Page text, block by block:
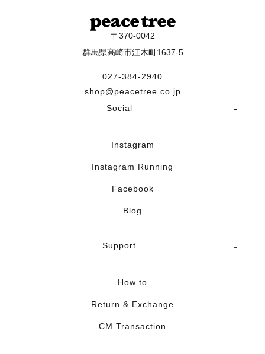
〒370-0042
群馬県高崎市江木町1637-5
027-384-2940
shop@peacetree.co.jp
Social
Instagram
Instagram Running
Facebook
Blog
Support
How to
Return & Exchange
CM Transaction